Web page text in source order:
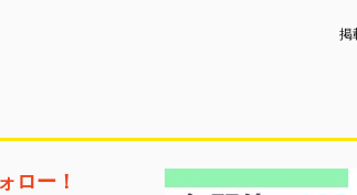
掲
ロー！